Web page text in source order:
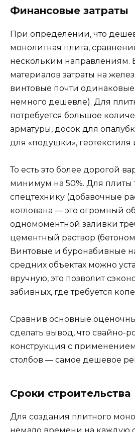
Финансовые затраты
При определении, что
монолитная плита,
нескольким направлениям.
материалов затраты на
винтовые почти
немного дешевле). Для
потребуется большое
арматуры, досок для
для «подушки», геотекстиля
То есть это более дорогой
минимум на 50%. Для плиты
спецтехнику (добавочные
котлована — это огромный
одномоментной заливки
цементный раствор
Винтовые и буронабивные
средних объектах можно
вручную, это позволит
забивных, где требуется
Сравнив основные
сделать вывод, что свайно-
конструкция с
столбов — самое дешевое
Сроки строительства
Для создания плитного